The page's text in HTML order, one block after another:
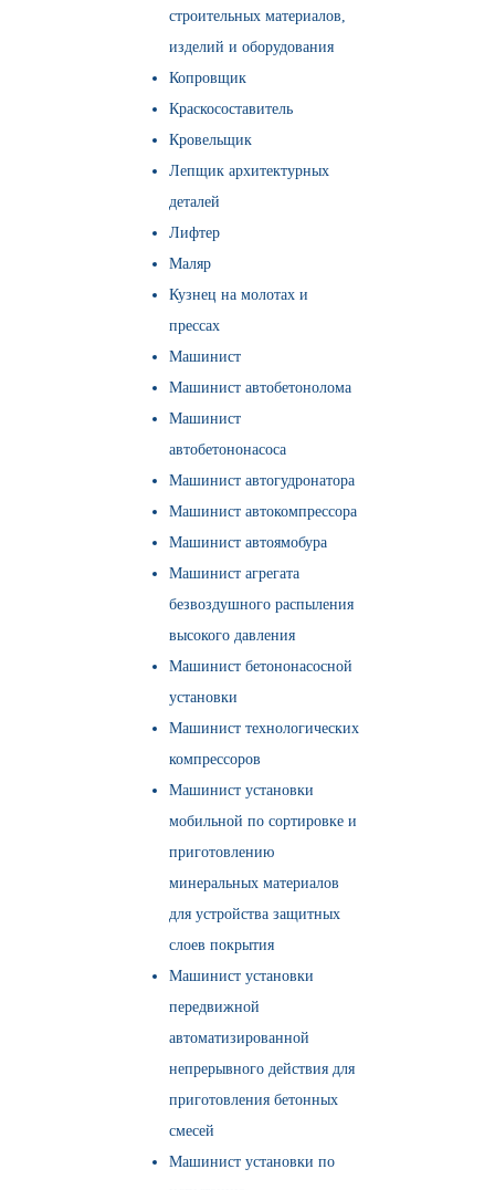
строительных материалов,
изделий и оборудования
Копровщик
Краскосоставитель
Кровельщик
Лепщик архитектурных
деталей
Лифтер
Маляр
Кузнец на молотах и
прессах
Машинист
Машинист автобетонолома
Машинист
автобетононасоса
Машинист автогудронатора
Машинист автокомпрессора
Машинист автоямобура
Машинист агрегата
безвоздушного распыления
высокого давления
Машинист бетононасосной
установки
Машинист технологических
компрессоров
Машинист установки
мобильной по сортировке и
приготовлению
минеральных материалов
для устройства защитных
слоев покрытия
Машинист установки
передвижной
автоматизированной
непрерывного действия для
приготовления бетонных
смесей
Машинист установки по